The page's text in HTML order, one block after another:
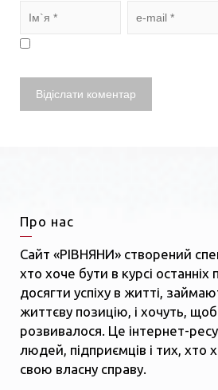
Про нас
Сайт «РІВНЯНИ» створений
хто хоче бути в курсі останніх
досягти успіху в житті,
життєву позицію, і хочуть,
розвивалося. Це інтернет-
людей, підприємців і тих, хто
свою власну справу.